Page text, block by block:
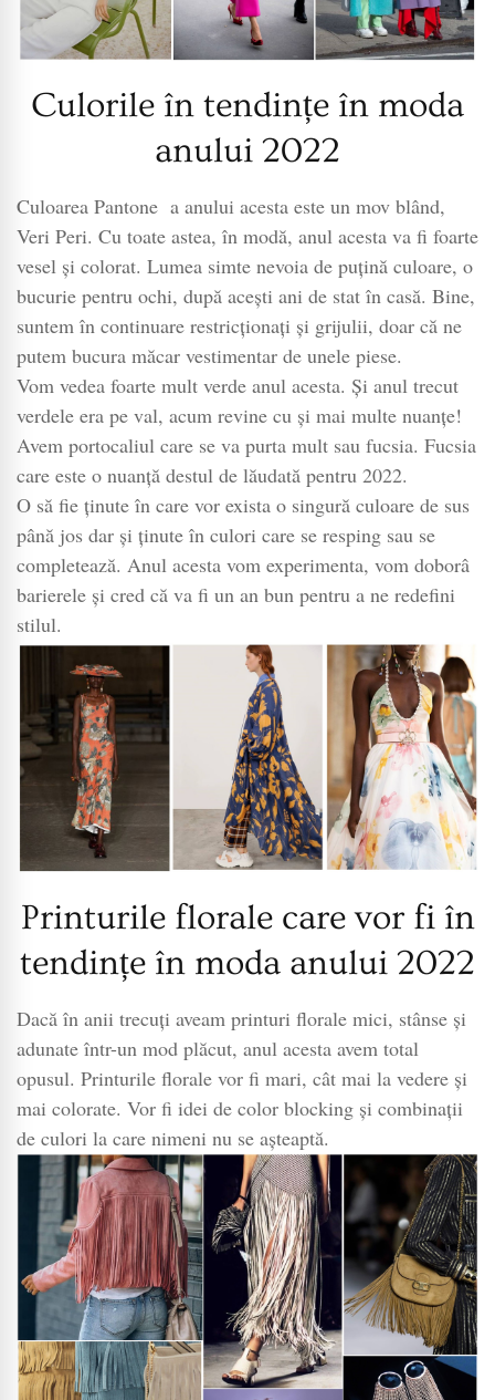
Culorile în tendințe în moda
anului 2022
Culoarea Pantone a anului acesta este un mov blând,
Veri Peri. Cu toate astea, în modă, anul acesta va fi foarte
vesel și colorat. Lumea simte nevoia de puțină culoare, o
bucurie pentru ochi, după acești ani de stat în casă. Bine,
suntem în continuare restricționați și grijulii, doar că ne
putem bucura măcar vestimentar de unele piese.
Vom vedea foarte mult verde anul acesta. Și anul trecut
verdele era pe val, acum revine cu și mai multe nuanțe!
Avem portocaliul care se va purta mult sau fucsia. Fucsia
care este o nuanță destul de lăudată pentru 2022.
O să fie ținute în care vor exista o singură culoare de sus
până jos dar și ținute în culori care se resping sau se
completează. Anul acesta vom experimenta, vom doborâ
barierele și cred că va fi un an bun pentru a ne redefini
stilul.
Printurile florale care vor fi în
tendințe în moda anului 2022
Dacă în anii trecuți aveam printuri florale mici, stânse și
adunate într-un mod plăcut, anul acesta avem total
opusul. Printurile florale vor fi mari, cât mai la vedere și
mai colorate. Vor fi idei de color blocking și combinații
de culori la care nimeni nu se așteaptă.